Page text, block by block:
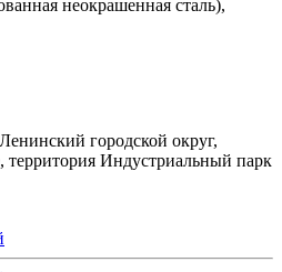
неокрашенная сталь),
городской округ,
территория Индустриальный парк